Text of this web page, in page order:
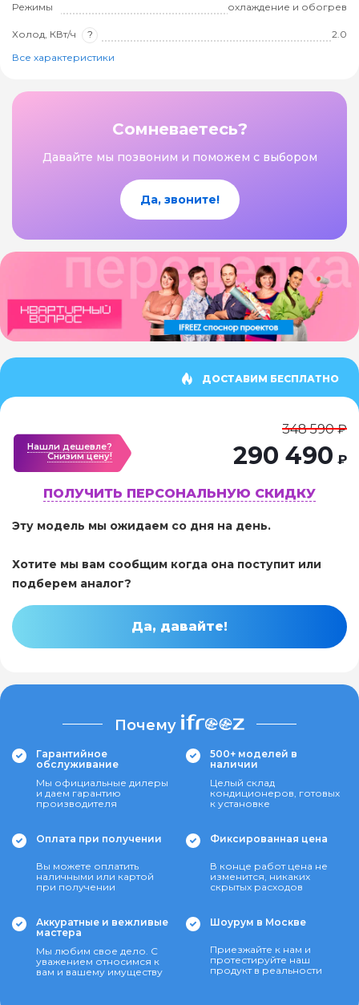
Режимы охлаждение и обогрев
Холод, КВт/ч ?
2.0
Все характеристики
Сомневаетесь?
Давайте мы позвоним и поможем с выбором
Да, звоните!
ДОСТАВИМ БЕСПЛАТНО
Нашли дешевле?
Cнизим цену!
348 590 ₽
290 490 ₽
ПОЛУЧИТЬ ПЕРСОНАЛЬНУЮ СКИДКУ
Эту модель мы ожидаем со дня на день.
Хотите мы вам сообщим когда она поступит или
подберем аналог?
Да, давайте!
Почему
Гарантийное
обслуживание
Мы официальные дилеры
и даем гарантию
производителя
500+ моделей в
наличии
Целый склад
кондиционеров, готовых
к установке
Оплата при получении
Вы можете оплатить
наличными или картой
при получении
Фиксированная цена
В конце работ цена не
изменится, никаких
скрытых расходов
Аккуратные и вежливые
мастера
Мы любим свое дело. С
уважением относимся к
вам и вашему имуществу
Шоурум в Москве
Приезжайте к нам и
протестируйте наш
продукт в реальности